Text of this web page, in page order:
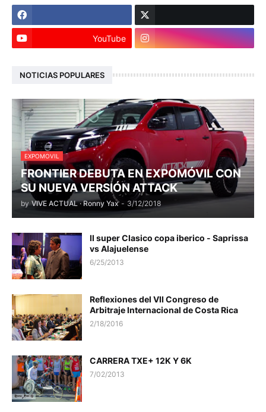
YouTube
NOTICIAS POPULARES
EXPOMOVIL
FRONTIER DEBUTA EN EXPOMÓVIL CON
SU NUEVA VERSIÓN ATTACK
by VIVE ACTUAL · Ronny Yax - 3/12/2018
II super Clasico copa iberico - Saprissa
vs Alajuelense
6/25/2013
Reflexiones del VII Congreso de
Arbitraje Internacional de Costa Rica
2/18/2016
CARRERA TXE+ 12K Y 6K
7/02/2013